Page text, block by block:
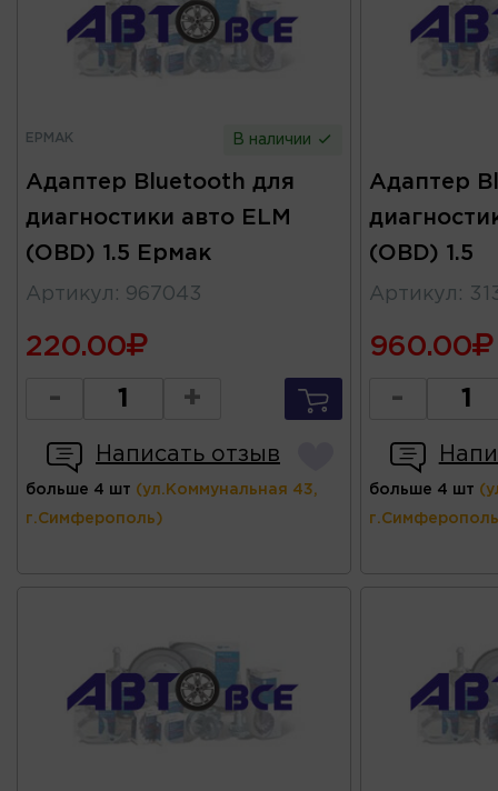
ЕРМАК В наличии
Адаптер Bluetooth для
диагностики авто ELM
(OBD) 1.5 Ермак
Артикул : 967043
220.00
- +
Написать отзыв
больше 4 шт (ул.Коммунальная 43,
г.Симферополь)
Адаптер
(OBD) 1.5
Артикул :
960.00
-
больше 4 шт